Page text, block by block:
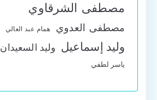
مصطفى الشرقاوي
مصطفى العدوي همام عبد العالي
وليد إسماعيل وليد السعيدان
ياسر لطفي